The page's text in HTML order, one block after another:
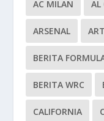
AC MILAN AL
ARSENAL
BERITA
BERITA WRC
CALIFORNIA